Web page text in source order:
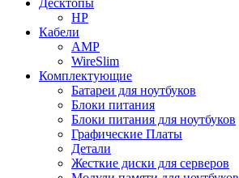
HP
Кабели
AMP
WireSlim
Комплектующие
Батареи для ноутбуков
Блоки питания
Блоки питания для ноутбуков
Графические Платы
Детали
Жесткие диски для серверов